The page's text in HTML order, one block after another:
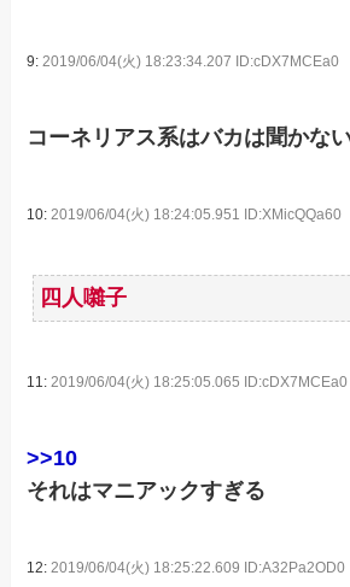
9:2019/06/04(火) 18:23:34.207 ID:cDX7MCEa0
コーネリアス系はバカは聞かな
10:2019/06/04(火) 18:24:05.951 ID:XMicQQa60
四人囃子
11:2019/06/04(火) 18:25:05.065 ID:cDX7MCEa0
>>10
それはマニアックすぎる
12: 2019/06/04(火) 18:25:22.609 ID:A32Pa2OD0